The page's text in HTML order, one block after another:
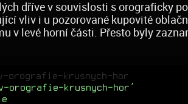
dříve v souvislosti s orograficky
vliv i u pozorované kupovité
v levé horní části. Přesto byly
orografie-krusnych-hor
orografie-krusnych-hor'